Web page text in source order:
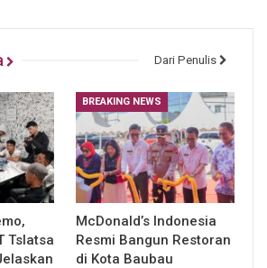
Dari Penulis
Tslatsa
BREAKING NEWS
McDonald’s Indonesia
Resmi Bangun Restoran
di Kota Baubau